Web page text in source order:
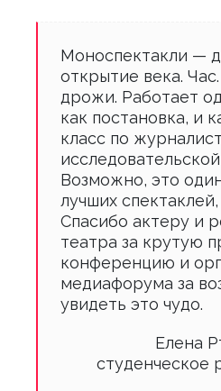
Моноспектакли —
открытие века.
дрожи. Работает
как постановка, и
класс по
Возможно, это
лучших
Спасибо актеру и
театра за крутую
конференцию и
медиафорума за
увидеть это чудо.
Елена
студенческое